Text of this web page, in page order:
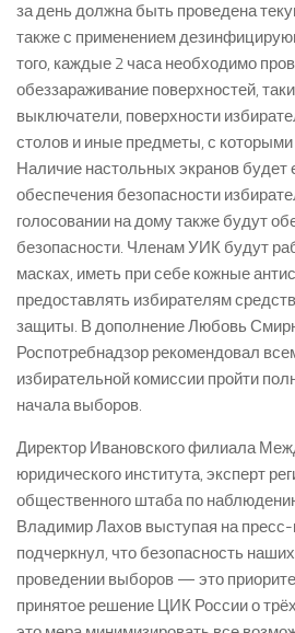
за день должна быть проведена
также с применением
того, каждые 2 часа необходимо
обеззараживание поверхностей,
выключатели, поверхности
столов и иные предметы, с
Наличие настольных экранов
обеспечения безопасности
голосовании на дому также будут
безопасности. Членам УИК будут
масках, иметь при себе кожные
предоставлять избирателям
защиты. В дополнение Любовь
Роспотребнадзор рекомендовал
избирательной комиссии пройти
начала выборов.
Директор Ивановского филиала
юридического института, эксперт
общественного штаба по
Владимир Лахов выступая на
подчеркнул, что безопасность
проведении выборов — это
принятое решение ЦИК России о